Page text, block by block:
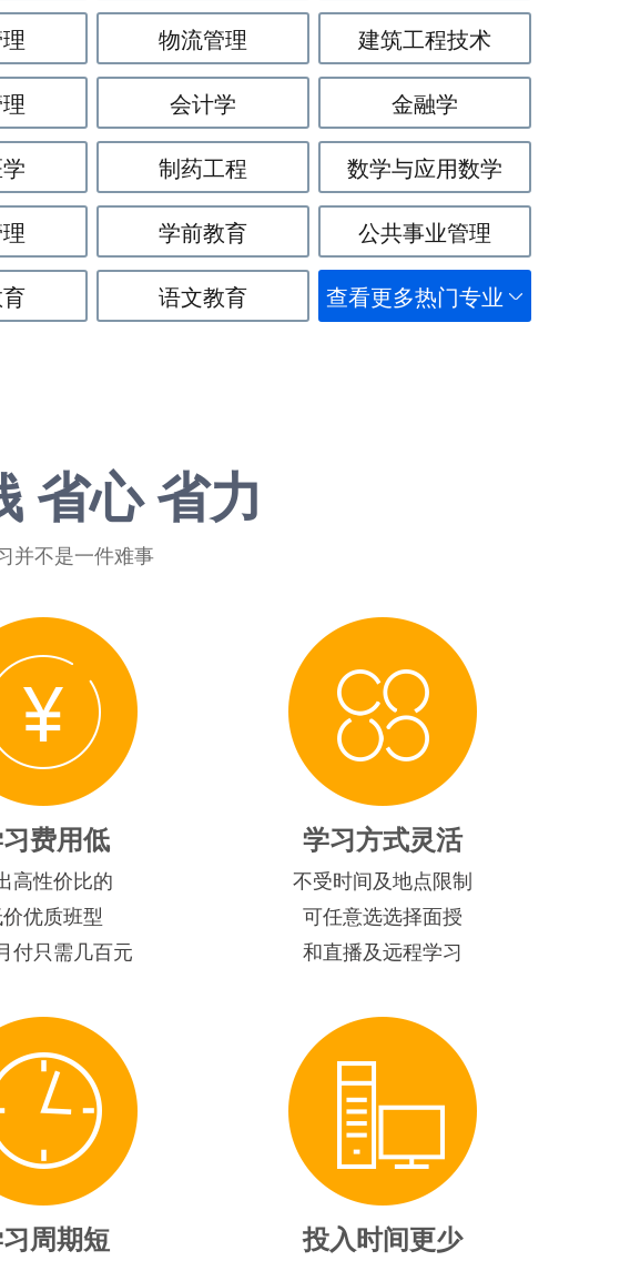
物流管理 建筑工程技术
会计学 金融学
制药工程 数学与应用数学
学前教育 公共事业管理
语文教育 查看更多热门专业
省心 省力
并不是一件难事
费用低
高性价比的
优质班型
付只需几百元
学习方式灵活
不受时间及地点限制
可任意选选择面授
和直播及远程学习
周期短 投入时间更少